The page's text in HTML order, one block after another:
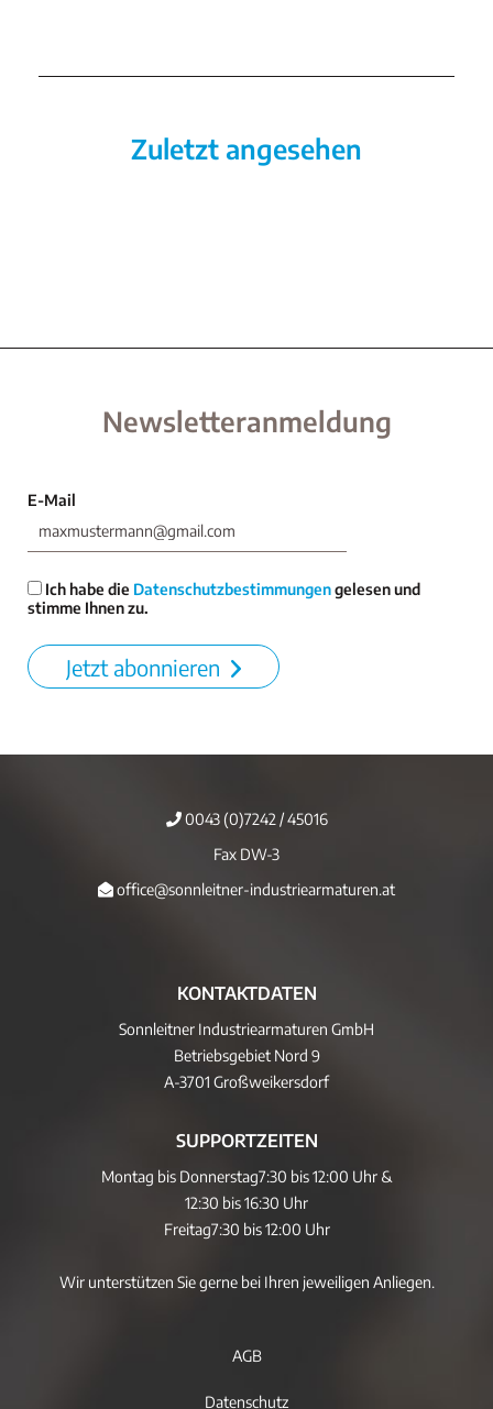
Zuletzt angesehen
Newsletteranmeldung
E-Mail
Ich habe die Datenschutzbestimmungengelesen und
stimme Ihnen zu.
Jetzt abonnieren
0043 (0)7242 / 45016
Fax DW-3
office@sonnleitner-industriearmaturen.at
KONTAKTDATEN
Sonnleitner Industriearmaturen GmbH
Betriebsgebiet Nord 9
A-3701 Großweikersdorf
SUPPORTZEITEN
Montag bis Donnerstag7:30 bis 12:00 Uhr &
12:30 bis 16:30 Uhr
Freitag7:30 bis 12:00 Uhr
Wir unterstützen Sie gerne bei Ihren jeweiligen Anliegen.
AGB
Datenschutz